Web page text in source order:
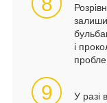
і
9
У разі